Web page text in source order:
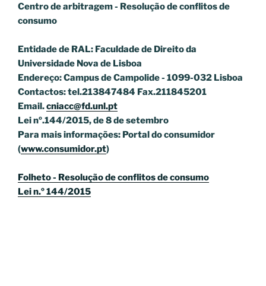
Centro de arbitragem - Resolução de conflitosde
consumo
Entidade de RAL: Faculdade de Direito da
Universidade Nova de Lisboa
Endereço: Campus de Campolide - 1099-032 Lisboa
Contactos: tel.213847484 Fax.211845201
Email.cniacc@fd.unl.pt
Lei nº.144/2015, de 8 de setembro
Para mais informações: Portal do consumidor
(www.consumidor.pt)
Folheto - Resolução de conflitos de consumo
Lei n.º 144/2015